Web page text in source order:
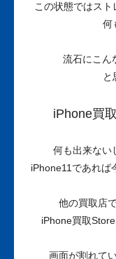
この状態ではス
何
流石にこん
と
iPhone買
何も出来ない
iPhone11であれば
他の買取店
iPhone買取
画面が割れて